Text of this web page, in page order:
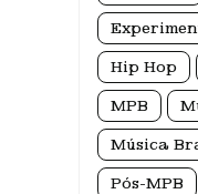
Hip Hop
MPB
Música
Pós-MPB